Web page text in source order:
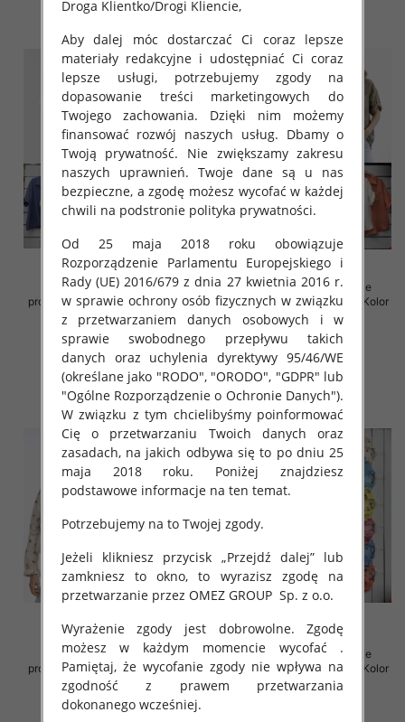
Koszule damskie (Włoskie
produkt) Roz Standard, Mix Kolor
Paczka 5 szt
43.00 zł
szczegóły
Koszule damskie (Włoskie
produkt) Roz Standard, Mix Kolor
Paczka 5 szt
35.00 zł
szczegóły
Koszule damskie (Włoskie
produkt) Roz Standard, Mix Kolor
Paczka 5 szt
34.00 zł
Koszule damskie (Włoskie
produkt) Roz Standard, Mix Kolor
Paczka 5 szt
Droga Klientko/Drogi Kliencie,
Aby dalej móc dostarczać Ci coraz lepsze
materiały redakcyjne i udostępniać Ci coraz
lepsze usługi, potrzebujemy zgody na
dopasowanie treści marketingowych do
Twojego zachowania. Dzięki nim możemy
finansować rozwój naszych usług. Dbamy o
Twoją prywatność. Nie zwiększamy zakresu
naszych uprawnień. Twoje dane są u nas
bezpieczne, a zgodę możesz wycofać w każdej
chwili na podstronie polityka prywatności.
Od 25 maja 2018 roku obowiązuje
Rozporządzenie Parlamentu Europejskiego i
Rady (UE) 2016/679 z dnia 27 kwietnia 2016 r.
w sprawie ochrony osób fizycznych w związku
z przetwarzaniem danych osobowych i w
sprawie swobodnego przepływu takich
danych oraz uchylenia dyrektywy 95/46/WE
(określane jako "RODO", "ORODO", "GDPR" lub
"Ogólne Rozporządzenie o Ochronie Danych").
W związku z tym chcielibyśmy poinformować
Cię o przetwarzaniu Twoich danych oraz
zasadach, na jakich odbywa się to po dniu 25
maja 2018 roku. Poniżej znajdziesz
podstawowe informacje na ten temat.
Potrzebujemy na to Twojej zgody.
Jeżeli klikniesz przycisk „Przejdź dalej” lub
zamkniesz to okno, to wyrazisz zgodę na
przetwarzanie przez OMEZ GROUP Sp. z o.o.
Wyrażenie zgody jest dobrowolne. Zgodę
możesz w każdym momencie wycofać .
Pamiętaj, że wycofanie zgody nie wpływa na
zgodność z prawem przetwarzania
dokonanego wcześniej.